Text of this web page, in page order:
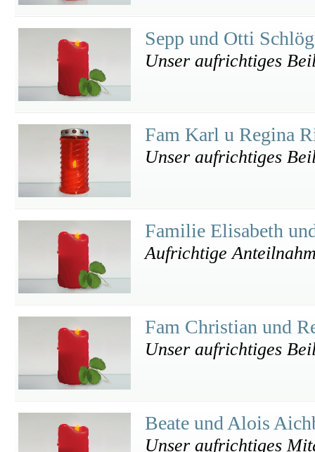
Sepp und Otti
Unser aufrichtiges
Fam Karl u Regina
Unser aufrichtiges
Familie Elisabeth
Aufrichtige
Fam Christian und
Unser aufrichtiges
Beate und Alois
Unser aufrichtiges